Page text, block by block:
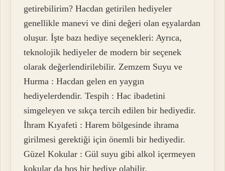
getirebilirim? Hacdan getirilen hediyeler
genellikle manevi ve dini değeri olan eşyalardan
oluşur. İşte bazı hediye seçenekleri: Ayrıca,
teknolojik hediyeler de modern bir seçenek
olarak değerlendirilebilir. Zemzem Suyu ve
Hurma : Hacdan gelen en yaygın
hediyelerdendir. Tespih : Hac ibadetini
simgeleyen ve sıkça tercih edilen bir hediyedir.
İhram Kıyafeti : Harem bölgesinde ihrama
girilmesi gerektiği için önemli bir hediyedir.
Güzel Kokular : Gül suyu gibi alkol içermeyen
kokular da hoş bir hediye olabilir.